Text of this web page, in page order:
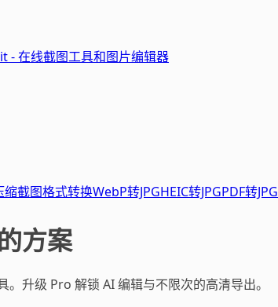
- 在线截图工具和图片编辑器
缩截图格式转换WebP转JPGHEIC转JPGPDF转JPG
方案
。升级 Pro 解锁 AI 编辑与不限次的高清导出。